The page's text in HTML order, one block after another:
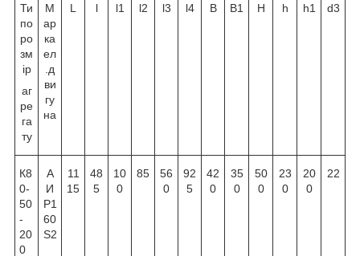
Ти
по
ро
зм
ір
аг
ре
га
ту
М
ар
ка
ел
.д
ви
гу
на
L l l1 l2 l3 l4 B B1 H h h1 d3
К8
0-
50
-
20
0
А
И
Р1
60
Ѕ2
11
15
48
5
10
0
85
56
0
92
5
42
0
35
0
50
0
23
0
20
0
22